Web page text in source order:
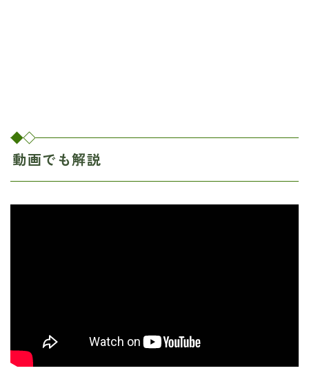
動画でも解説